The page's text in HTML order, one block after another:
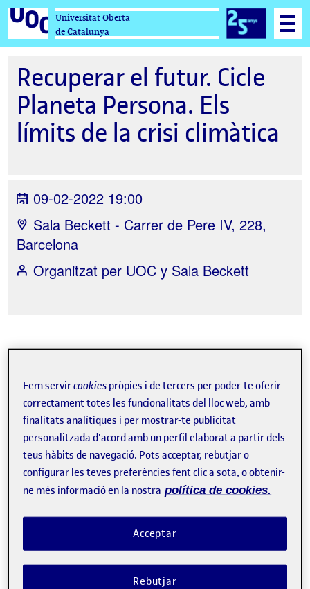
Universitat Oberta
de Catalunya
Recuperar el futur. Cicle
Planeta Persona. Els
límits de la crisi climàtica
09-02-2022 19:00
Sala Beckett - Carrer de Pere IV, 228,
Barcelona
Organitzat per UOC y Sala Beckett
Tweet
La inscripció ha finalitzat.
Inscriure-s'hi
Contacte
Fem servircookies pròpies i de tercers per poder-te oferir
correctament totes les funcionalitats del lloc web, amb
finalitats analítiques i per mostrar-te publicitat
personalitzada d'acord amb un perfil elaborat a partir dels
teus hàbits de navegació. Pots acceptar, rebutjar o
configurar les teves preferències fent clic a sota, o obtenir-
ne més informació en la nostra política de cookies.
Rebutjar
Acceptar